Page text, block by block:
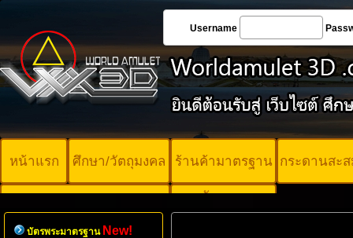
Username
หน้าแรก ศึกษา/วัตถุมงคล ร้านค้ามาตรฐาน กระดานสะ
บัตรพระ
มาตรฐาน
บัตรพระมาตรฐาน New!